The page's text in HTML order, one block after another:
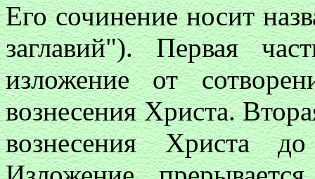
Его сочинение носит
заглавий"). Первая
изложение от
вознесения Христа.
вознесения Христа